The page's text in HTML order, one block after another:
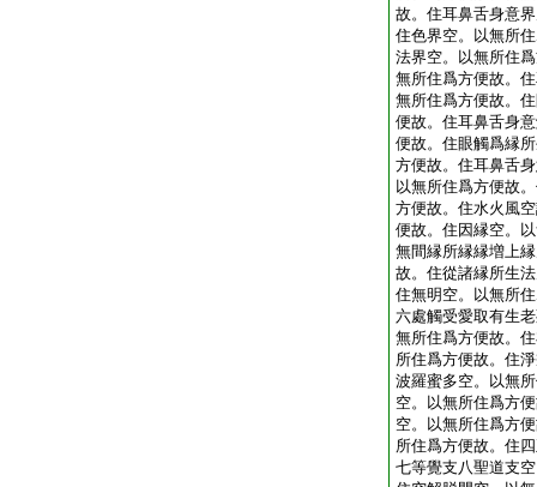
故。住耳鼻舌身意
住色界空。以無所
法界空。以無所住
無所住爲方便故。
無所住爲方便故。
便故。住耳鼻舌身
便故。住眼觸爲縁
方便故。住耳鼻舌
以無所住爲方便故
方便故。住水火風
便故。住因縁空。
無間縁所縁縁増上
故。住從諸縁所生
住無明空。以無所
六處觸受愛取有生
無所住爲方便故。
所住爲方便故。住
波羅蜜多空。以無
空。以無所住爲方
空。以無所住爲方
所住爲方便故。住
七等覺支八聖道支